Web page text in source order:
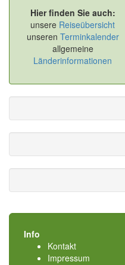
Hier finden Sie auch:
unsere Reiseübersicht
unseren Terminkalender
allgemeine
Länderinformationen
Info
Kontakt
Impressum